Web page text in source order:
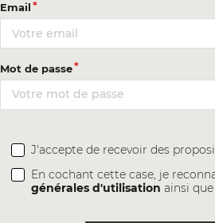
Email
Mot de passe
J'accepte de recevoir des
En cochant cette case, je
générales d'utilisation ainsi que